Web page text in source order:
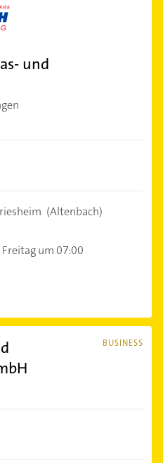
und
(Altenbach)
um 07:00
BUSINESS